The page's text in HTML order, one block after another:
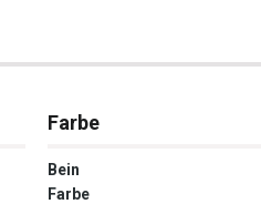
Farbe
Bein
Farbe